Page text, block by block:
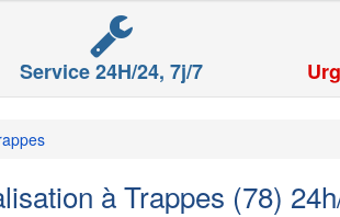
Service 24H/24, 7j/7
à Trappes (78)